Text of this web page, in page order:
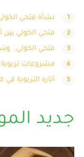
نشأة فتحي
فتحي الخولي بين
فتحي الخولي..
مشروعات تربوية
آثاره التربوية في
جديد